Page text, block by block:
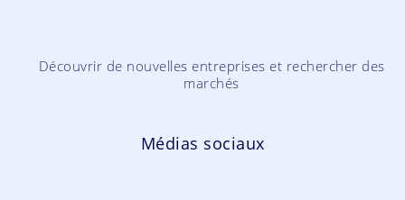
Découvrir de nouvelles entreprises et rechercher des
marchés
Médias sociaux